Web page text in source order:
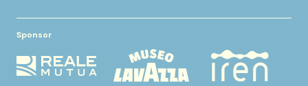
Sponsor